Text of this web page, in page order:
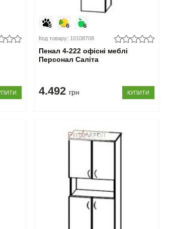
Код товару: 10108708
Пенал 4-222 офісні меблі
Персонал Саліта
4.492 грн КУПИТИ